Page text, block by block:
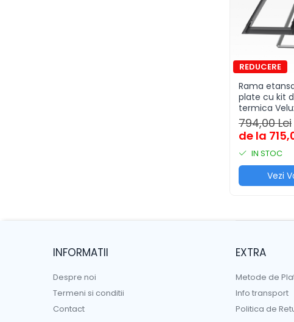
Rama
plate cu kit
termica
BDX ENERGY
794,00 Lei
de la
IN STOC
Vezi
INFORMATII
Despre noi
Termeni si conditii
Contact
EXTRA
Metode de
Info transport
Politica de